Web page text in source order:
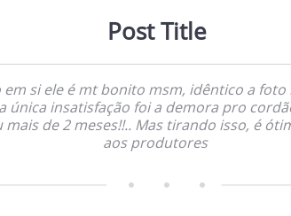
Post Title
em si ele é mt bonito msm, idêntico a foto
única insatisfação foi a demora pro
de 2 meses!!.. Mas tirando isso, é
aos produtores     